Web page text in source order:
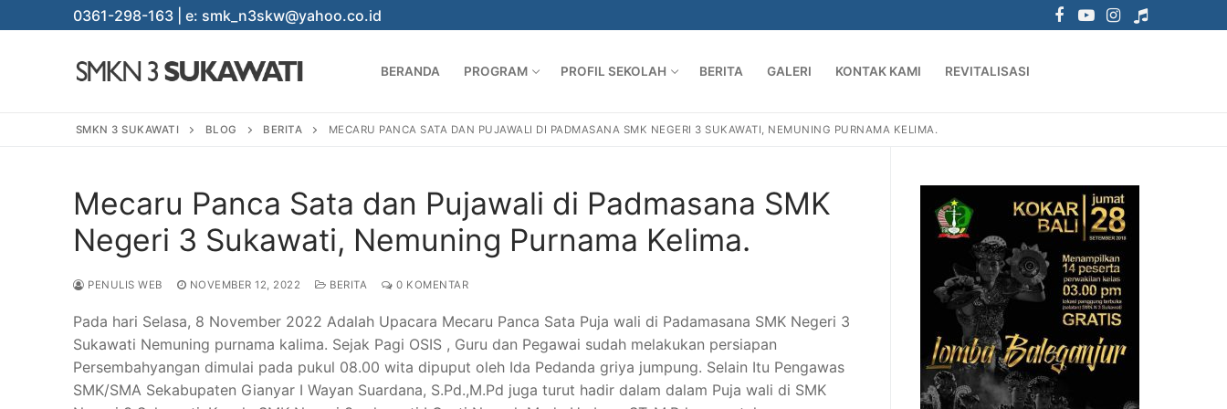
ke
0361-298-163 | e: smk_n3skw@yahoo.co.id
BERANDA PROGRAM PROFIL SEKOLAH BERITA GALERI KONTAK KAMI REVITALISASI
Cari:
BERANDA
PROGRAM
SMKN 3 SUKAWATI BLOG BERITA MECARU PANCA SATA DAN PUJAWALI DI PADMASANA SMK NEGERI 3 SUKAWATI, NEMUNING PURNAMA KELIMA.
Mecaru Panca Sata dan Pujawali di Padmasana SMK
Negeri 3 Sukawati, Nemuning Purnama Kelima.
PENULIS WEB NOVEMBER 12, 2022 BERITA 0 KOMENTAR
Pada hari Selasa, 8 November 2022 Adalah Upacara Mecaru Panca Sata Puja wali di Padamasana SMK Negeri 3
Sukawati Nemuning purnama kalima. Sejak Pagi OSIS , Guru dan Pegawai sudah melakukan persiapan
Persembahyangan dimulai pada pukul 08.00 wita dipuput oleh Ida Pedanda griya jumpung. Selain Itu Pengawas
SMK/SMA Sekabupaten Gianyar I Wayan Suardana, S.Pd.,M.Pd juga turut hadir dalam dalam Puja wali di SMK